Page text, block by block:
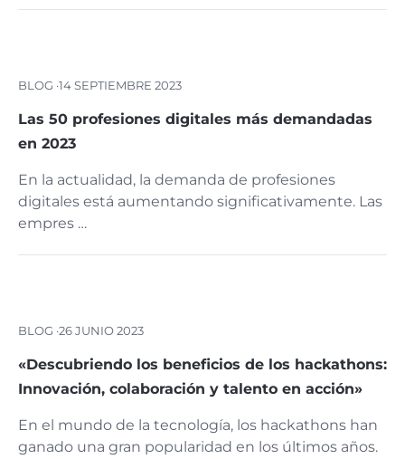
BLOG ·14 SEPTIEMBRE 2023
Las 50 profesiones digitales más demandadas
en 2023
En la actualidad, la demanda de profesiones
digitales está aumentando significativamente. Las
empres …
BLOG ·26 JUNIO 2023
«Descubriendo los beneficios de los hackathons:
Innovación, colaboración y talento en acción»
En el mundo de la tecnología, los hackathons han
ganado una gran popularidad en los últimos años.